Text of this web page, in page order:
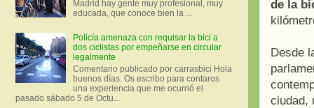
de la
Desde
ciudad,
Madrid hay gente muy profesional, muy
educada, que conoce bien la ...
Policía amenaza con requisar la bici a
dos ciclistas por empeñarse en circular
legalmente
Comentario publicado por carrasbici Hola
buenos días. Os escribo para contaros
una experiencia que me ocurrió el
pasado sábado 5 de Octu...